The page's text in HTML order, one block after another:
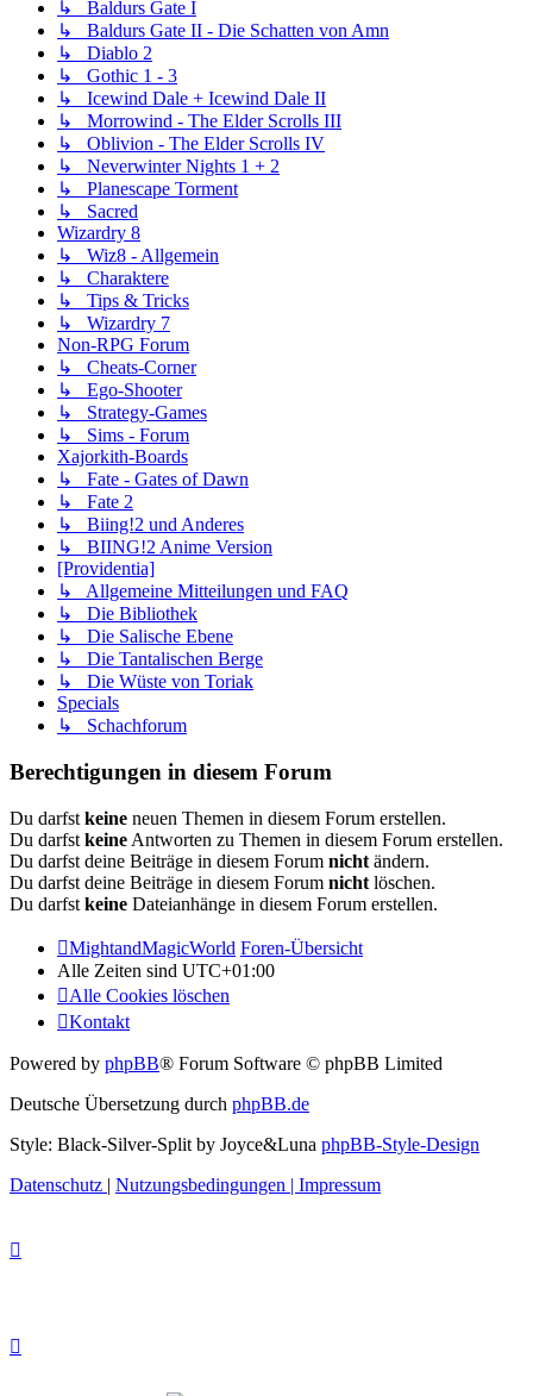
↳ Baldurs Gate I
↳ Baldurs Gate II - Die Schatten von Amn
↳ Diablo 2
↳ Gothic 1 - 3
↳ Icewind Dale + Icewind Dale II
↳ Morrowind - The Elder Scrolls III
↳ Oblivion - The Elder Scrolls IV
↳ Neverwinter Nights 1 + 2
↳ Planescape Torment
↳ Sacred
Wizardry 8
↳ Wiz8 - Allgemein
↳ Charaktere
↳ Tips & Tricks
↳ Wizardry 7
Non-RPG Forum
↳ Cheats-Corner
↳ Ego-Shooter
↳ Strategy-Games
↳ Sims - Forum
Xajorkith-Boards
↳ Fate - Gates of Dawn
↳ Fate 2
↳ Biing!2 und Anderes
↳ BIING!2 Anime Version
[Providentia]
↳ Allgemeine Mitteilungen und FAQ
↳ Die Bibliothek
↳ Die Salische Ebene
↳ Die Tantalischen Berge
↳ Die Wüste von Toriak
Specials
↳ Schachforum
Berechtigungen in diesem Forum
Du darfst keine neuen Themen in diesem Forum erstellen.
Du darfst keine Antworten zu Themen in diesem Forum erstellen.
Du darfst deine Beiträge in diesem Forum nicht ändern.
Du darfst deine Beiträge in diesem Forum nicht löschen.
Du darfst keine Dateianhänge in diesem Forum erstellen.
MightandMagicWorld Foren-Übersicht
Alle Zeiten sind UTC+01:00
Alle Cookies löschen
Kontakt
Powered by phpBB® Forum Software © phpBB Limited
Deutsche Übersetzung durch phpBB.de
Style: Black-Silver-Split by Joyce&Luna phpBB-Style-Design
Datenschutz | Nutzungsbedingungen | Impressum